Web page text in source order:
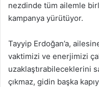
nezdinde tüm ailemle
kampanya yürütüyor.
Tayyip Erdoğan’a,
vaktimizi ve enerjimizi
uzaklaştırabileceklerini
çıkmaz, gidin başka